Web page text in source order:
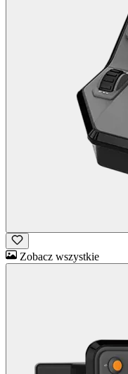
Zobacz wszystkie